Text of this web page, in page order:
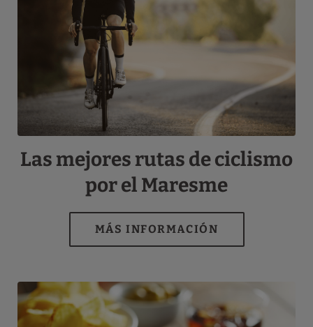
Las mejores rutas de ciclismo
por el Maresme